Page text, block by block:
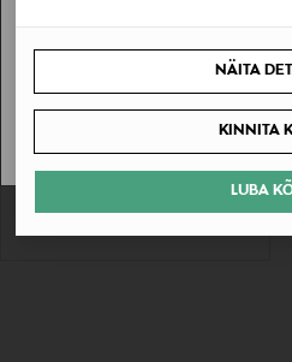
NÄITA
KINNITA
LUBA
SOODUSTUS 60%
ADIDAS PERFORMANCE
SAAN